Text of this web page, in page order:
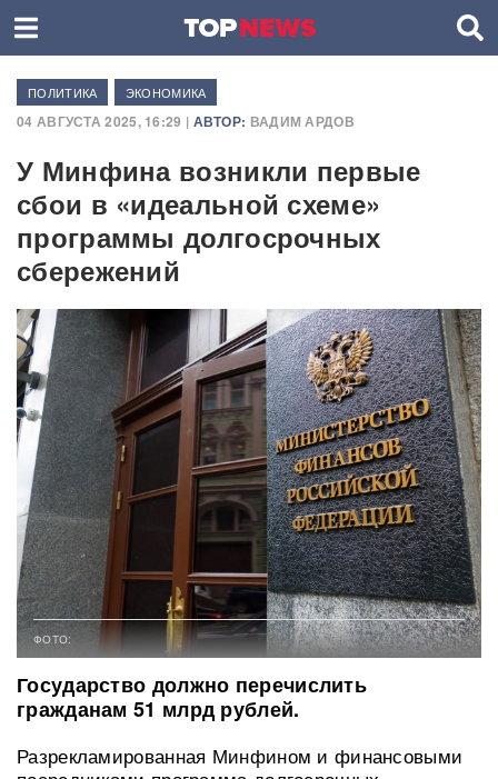
ПОЛИТИКА ЭКОНОМИКА
04 АВГУСТА 2025, 16:29 | АВТОР: ВАДИМ АРДОВ
У Минфина возникли первые
сбои в «идеальной схеме»
программы долгосрочных
сбережений
ФОТО:
Государство должно перечислить
гражданам 51 млрд рублей.
Разрекламированная Минфином и финансовыми